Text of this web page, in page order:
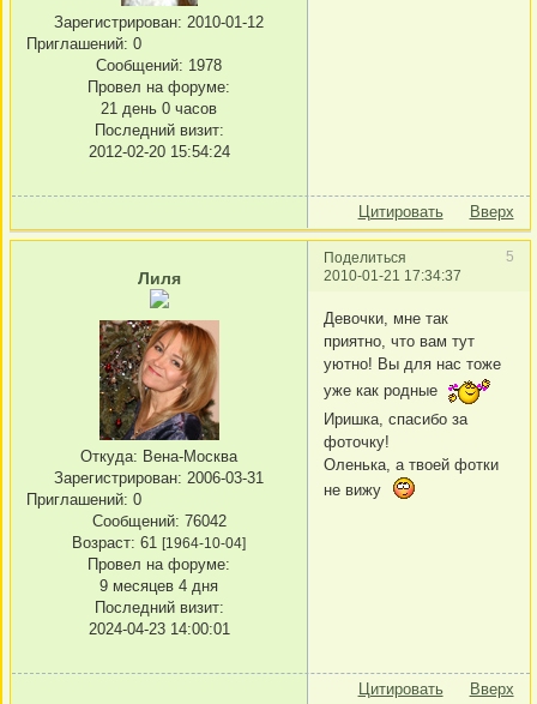
Зарегистрирован: 2010-01-12
Приглашений: 0
Сообщений: 1978
Провел на форуме:
21 день 0 часов
Последний визит:
2012-02-20 15:54:24
Цитировать Вверх
Поделиться
5
2010-01-21 17:34:37
Лиля
Откуда: Вена-Москва
Зарегистрирован: 2006-03-31
Приглашений: 0
Сообщений: 76042
Возраст: 61 [1964-10-04]
Провел на форуме:
9 месяцев 4 дня
Последний визит:
2024-04-23 14:00:01
Девочки, мне так
приятно, что вам тут
уютно! Вы для нас тоже
уже как родные
Иришка, спасибо за
фоточку!
Оленька, а твоей фотки
не вижу
Цитировать Вверх